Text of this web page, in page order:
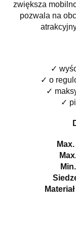
zwiększa
pozwala na
✓
✓ o
✓
✓